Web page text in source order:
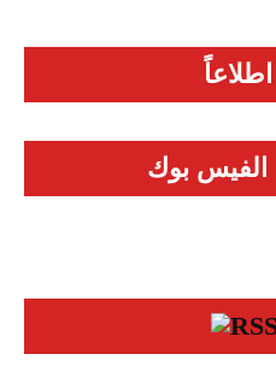
اطلاعاً
الفيس بوك